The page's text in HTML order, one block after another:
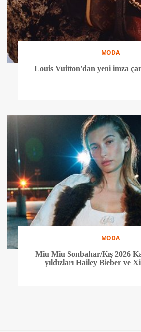
MODA
Louis Vuitton'dan yeni imza
MODA
Miu Miu Sonbahar/Kış 2026
yıldızları Hailey Bieber ve